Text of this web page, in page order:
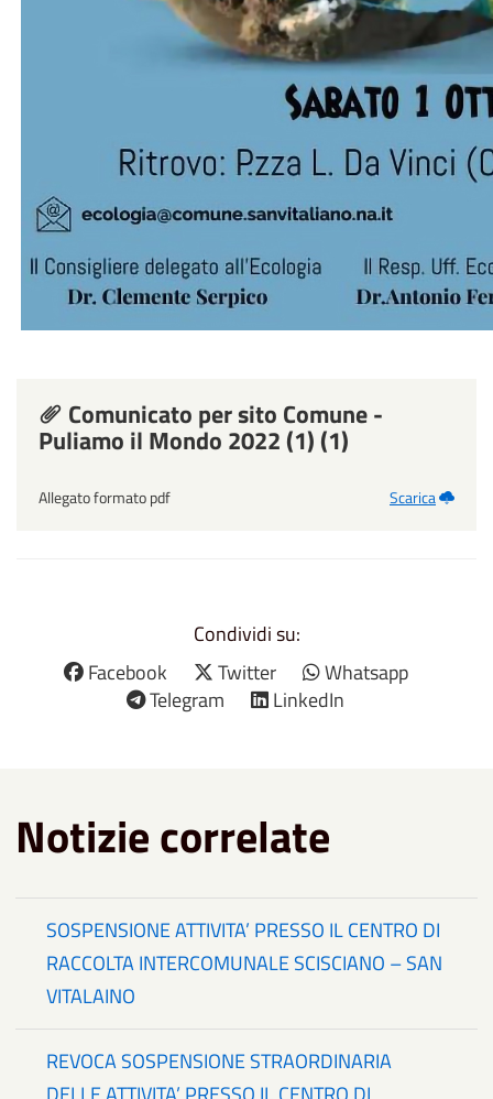
Comunicato per sito Comune -
Puliamo il Mondo 2022 (1) (1)
Allegato formato pdf Scarica
Condividi su:
Facebook
Twitter
Whatsapp
Telegram
LinkedIn
Notizie correlate
SOSPENSIONE ATTIVITA’ PRESSO IL CENTRO DI
RACCOLTA INTERCOMUNALE SCISCIANO – SAN
VITALAINO
REVOCA SOSPENSIONE STRAORDINARIA